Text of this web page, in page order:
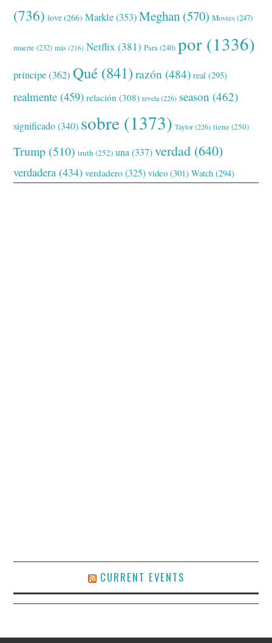
(736) love(266) Markle(353) Meghan (570) Movies(247)
muerte (232) más (216) Netflix (381) Para(240) por (1336)
príncipe(362) Qué (841) razón (484) real (295)
realmente (459) relación (308) revela(226) season (462)
significado(340) sobre (1373) Taylor(226) tiene(250)
Trump (510) truth (252) una (337) verdad (640)
verdadera (434) verdadero (325) video (301) Watch (294)
CURRENT EVENTS